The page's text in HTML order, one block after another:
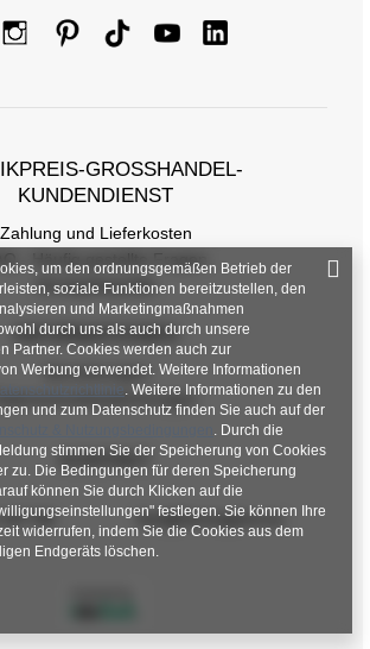
78
114
69
96
GROSSHANDEL-K
UNDENDIENST
Zahlung und Lieferkosten
- Häufig gestellte Fragen
Rückgabepolitik
INFORMATIONEN
Verordnungen
KONTAKT
740 hurt@factoryprice.eu
um den ordnungsgemäßen Betrieb der
soziale Funktionen bereitzustellen, den
und Marketingmaßnahmen
durch uns als auch durch unsere
Partner. Cookies werden auch zur
Werbung verwendet. Weitere Informationen
. Weitere Informationen zu den
und zum Datenschutz finden Sie auch auf der
. Durch die
stimmen Sie der Speicherung von Cookies
zu. Die Bedingungen für deren Speicherung
können Sie durch Klicken auf die
festlegen. Sie können Ihre
widerrufen, indem Sie die Cookies aus dem
Endgeräts löschen.